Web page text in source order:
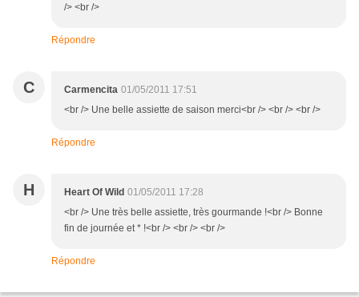
/> <br />
Répondre
C Carmencita 01/05/2011 17:51
<br /> Une belle assiette de saison merci<br /> <br /> <br />
Répondre
H Heart Of Wild 01/05/2011 17:28
<br /> Une très belle assiette, très gourmande !<br /> Bonne
fin de journée et * !<br /> <br /> <br />
Répondre